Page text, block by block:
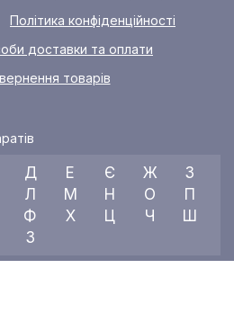
Політика конфіденційності
доставки та оплати
товарів
Д Е Є Ж
З
Л М Н О
П
Ф Х Ц Ч
Ш
3